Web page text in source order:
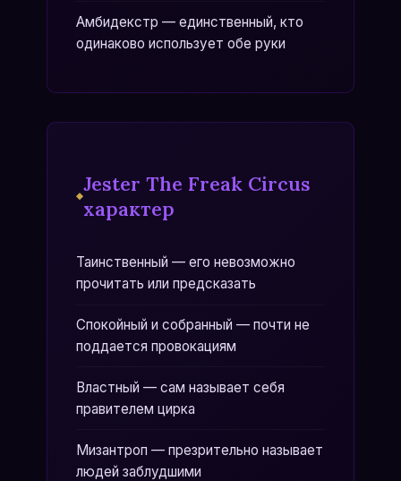
Амбидекстр — единственный, кто
одинаково использует обе руки
Jester The Freak Circus
характер
Таинственный — его невозможно
прочитать или предсказать
Спокойный и собранный — почти не
поддается провокациям
Властный — сам называет себя
правителем цирка
Мизантроп — презрительно называет
людей заблудшими